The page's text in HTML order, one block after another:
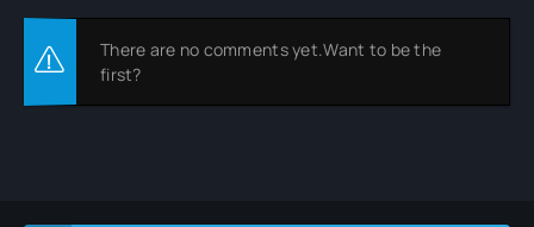
There are no comments yet.Want to be the
first?